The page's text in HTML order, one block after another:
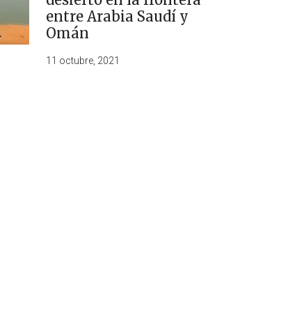
entre Arabia Saudí y
Omán
11 octubre, 2021